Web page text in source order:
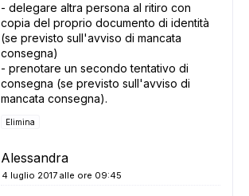
- delegare altra persona al ritiro con
copia del proprio documento di identità
(se previsto sull'avviso di mancata
consegna)
- prenotare un secondo tentativo di
consegna (se previsto sull'avviso di
mancata consegna).
Elimina
Alessandra
4 luglio 2017 alle ore 09:45